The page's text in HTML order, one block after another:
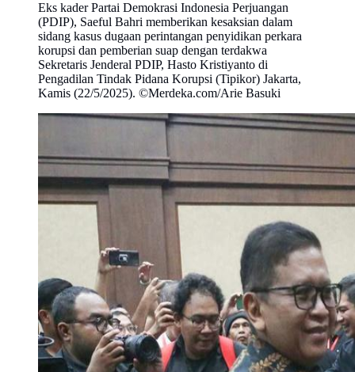
Eks kader Partai Demokrasi Indonesia Perjuangan
(PDIP), Saeful Bahri memberikan kesaksian dalam
sidang kasus dugaan perintangan penyidikan perkara
korupsi dan pemberian suap dengan terdakwa
Sekretaris Jenderal PDIP, Hasto Kristiyanto di
Pengadilan Tindak Pidana Korupsi (Tipikor) Jakarta,
Kamis (22/5/2025). ©Merdeka.com/Arie Basuki